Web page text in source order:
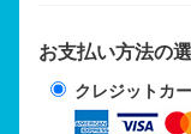
お支払い方法の
クレジットカ